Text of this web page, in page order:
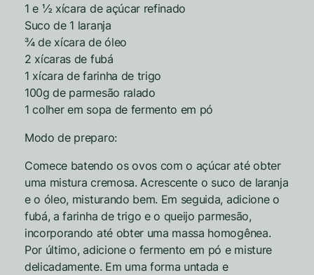
1 e ½ xícara de açúcar refinado
Suco de 1 laranja
¾ de xícara de óleo
2 xícaras de fubá
1 xícara de farinha de trigo
100g de parmesão ralado
1 colher em sopa de fermento em pó
Modo de preparo:
Comece batendo os ovos com o açúcar até obter
uma mistura cremosa. Acrescente o suco de laranja
e o óleo, misturando bem. Em seguida, adicione o
fubá, a farinha de trigo e o queijo parmesão,
incorporando até obter uma massa homogênea.
Por último, adicione o fermento em pó e misture
delicadamente. Em uma forma untada e